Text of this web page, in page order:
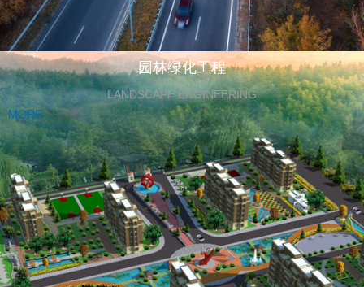
园林绿化工程
LANDSCAPE ENGINEERING
MORE